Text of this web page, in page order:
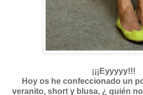
¡¡¡Eyyyyy!!!
Hoy os he confeccionado un
veranito, short y blusa, ¿ quién